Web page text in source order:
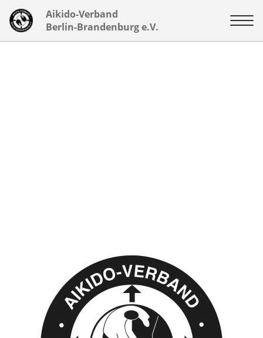
Aikido-Verband
Berlin-Brandenburg e.V.